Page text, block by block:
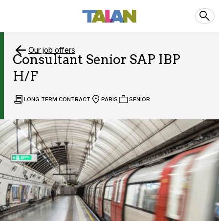
Our job offers
Consultant Senior SAP IBP
H/F
LONG TERM CONTRACT PARIS SENIOR